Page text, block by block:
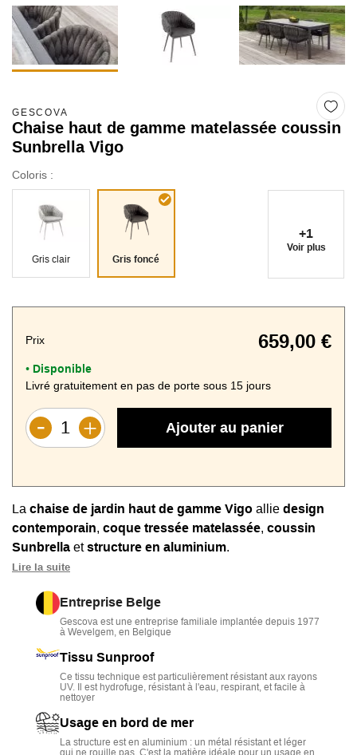
GESCOVA
Chaise haut de gamme matelassée coussin
Sunbrella Vigo
Coloris :
Gris clair Gris foncé
+1
Voir plus
Prix 659,00 €
• Disponible
Livré gratuitement en pas de porte sous 15 jours
Ajouter au panier
La chaise de jardin haut de gamme Vigo allie design
contemporain, coque tressée matelassée, coussin
Sunbrella etstructure en aluminium.
Disponible en
clair).
Elle offre unconfort optimalgrâce à sa mousse intégrée,
Idéale autour d'une table en métal ou en verre.
Lire la suite
Entreprise Belge
Gescova est une entreprise familiale implantée depuis 1977
à Wevelgem, en Belgique
Tissu Sunproof
Ce tissu technique est particulièrement résistant aux rayons
UV. Il est hydrofuge, résistant à l'eau, respirant, et facile à
nettoyer
Usage en bord de mer
La structure est en aluminium : un métal résistant et léger